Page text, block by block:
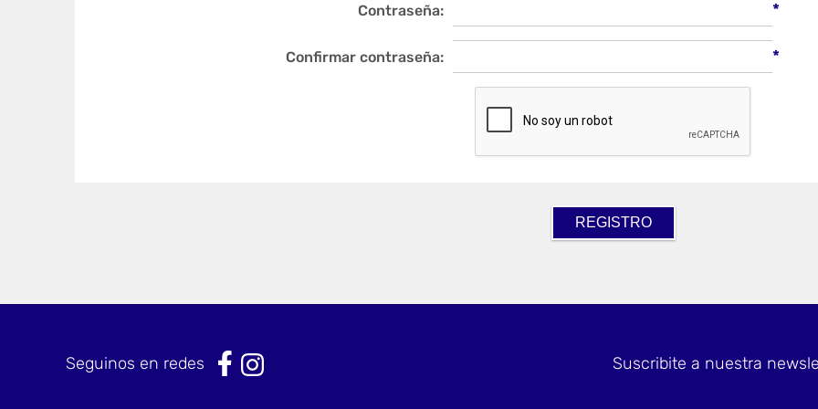
Contraseña: *
Confirmar contraseña: *
Seguinos en redes Suscribite a nuestra